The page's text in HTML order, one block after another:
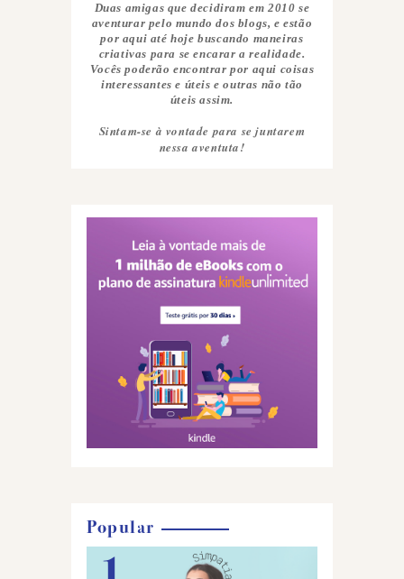
Duas amigas que decidiram em 2010 se
aventurar pelo mundo dos blogs, e estão
por aqui até hoje buscando maneiras
criativas para se encarar a realidade.
Vocês poderão encontrar por aqui coisas
interessantes e úteis e outras não tão
úteis assim.
Sintam-se à vontade para se juntarem
nessa aventuta!
Popular